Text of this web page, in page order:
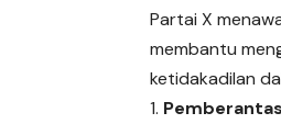
Partai X
membantu
ketidakadilan